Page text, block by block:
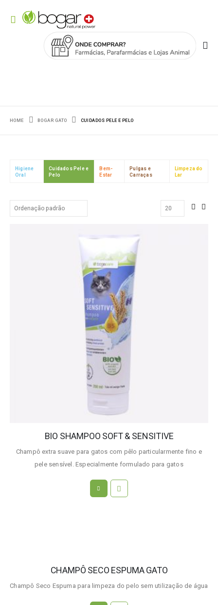
HOME BOGAR GATO CUIDADOS PELE E PELO
Higiene
Oral
Cuidados Pele e
Pelo
Bem-
Estar
Pulgas e
Carraças
Limpeza do
Lar
BIO SHAMPOO SOFT & SENSITIVE
Champô extra suave para gatos com pêlo particularmente fino e
pele sensível. Especialmente formulado para gatos
CHAMPÔ SECO ESPUMA GATO
Champô Seco Espuma para limpeza do pelo sem utilização de água